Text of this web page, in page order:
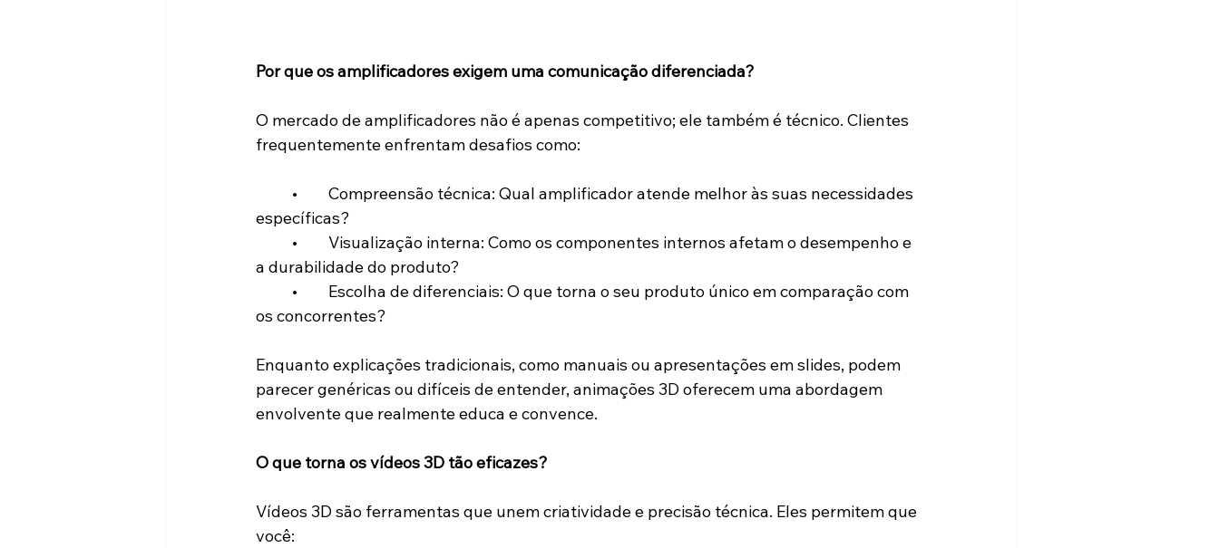
Por que os amplificadores exigem uma comunicação diferenciada?
O mercado de amplificadores não é apenas competitivo; ele também é técnico. Clientes
frequentemente enfrentam desafios como:
específicas?
a durabilidade do produto?
os concorrentes?
Enquanto explicações tradicionais, como manuais ou apresentações em slides, podem
parecer genéricas ou difíceis de entender, animações 3D oferecem uma abordagem
envolvente que realmente educa e convence.
O que torna os vídeos 3D tão eficazes?
Vídeos 3D são ferramentas que unem criatividade e precisão técnica. Eles permitem que
você: